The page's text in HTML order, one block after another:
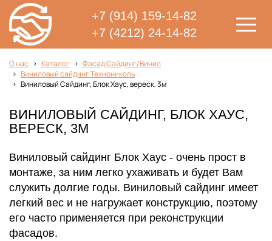
+7 (914) 159-14-82
+7 (4212) 24-14-82
О нас Каталог
Фасад Сайдинг/Винил
Виниловый сайдинг Технониколь
Виниловый Сайдинг, Блок Хаус, вереск, 3м
ВИНИЛОВЫЙ САЙДИНГ, БЛОК ХАУС,
ВЕРЕСК, 3М
Виниловый сайдинг Блок Хаус - очень прост в
монтаже, за ним легко ухаживать и будет Вам
служить долгие годы. Виниловый сайдинг имеет
легкий вес и не нагружает конструкцию, поэтому
его часто применяется при реконструкции
фасадов.